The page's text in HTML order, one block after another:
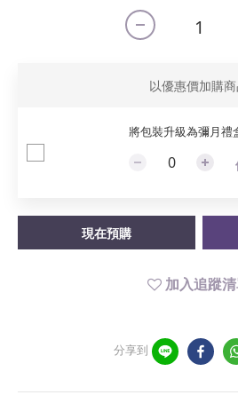
以優惠價加購
將包裝升級為彌月禮
現在預購
加入追蹤
分享到